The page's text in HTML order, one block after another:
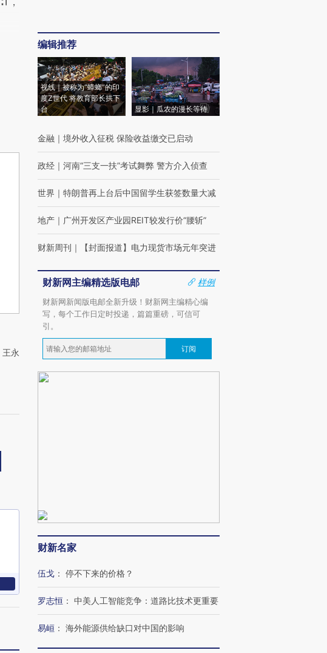
永
编辑推荐
视线｜被称为“蟑螂”的印
度Z世代 将教育部长拱下
台
显影｜瓜农的漫长等待
金融 ｜ 境外收入征税 保险收益缴交已启动
政经 ｜ 河南“三支一扶”考试舞弊 警方介入侦查
世界 ｜ 特朗普再上台后中国留学生获签数量大减
地产 ｜ 广州开发区产业园REIT较发行价“腰斩”
财新周刊 ｜ 【封面报道】电力现货市场元年突进
财新网主编精选版电邮
样例
财新网新闻版电邮全新升级！财新网主编精心编
写，每个工作日定时投递，篇篇重磅，可信可
引。
订阅
财新名家
伍戈 ： 停不下来的价格？
罗志恒 ： 中美人工智能竞争：道路比技术更重要
易峘 ： 海外能源供给缺口对中国的影响